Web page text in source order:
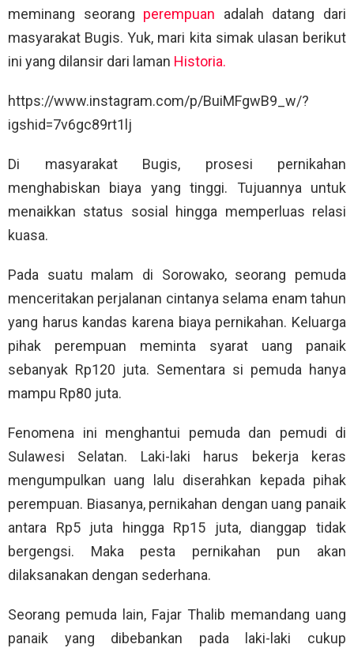
meminang seorang perempuan adalah datang dari
masyarakat Bugis. Yuk, mari kita simak ulasan berikut
ini yang dilansir dari laman Historia.
https://www.instagram.com/p/BuiMFgwB9_w/?
igshid=7v6gc89rt1lj
Di masyarakat Bugis, prosesi pernikahan
menghabiskan biaya yang tinggi. Tujuannya untuk
menaikkan status sosial hingga memperluas relasi
kuasa.
Pada suatu malam di Sorowako, seorang pemuda
menceritakan perjalanan cintanya selama enam tahun
yang harus kandas karena biaya pernikahan. Keluarga
pihak perempuan meminta syarat uang panaik
sebanyak Rp120 juta. Sementara si pemuda hanya
mampu Rp80 juta.
Fenomena ini menghantui pemuda dan pemudi di
Sulawesi Selatan. Laki-laki harus bekerja keras
mengumpulkan uang lalu diserahkan kepada pihak
perempuan. Biasanya, pernikahan dengan uang panaik
antara Rp5 juta hingga Rp15 juta, dianggap tidak
bergengsi. Maka pesta pernikahan pun akan
dilaksanakan dengan sederhana.
Seorang pemuda lain, Fajar Thalib memandang uang
panaik yang dibebankan pada laki-laki cukup